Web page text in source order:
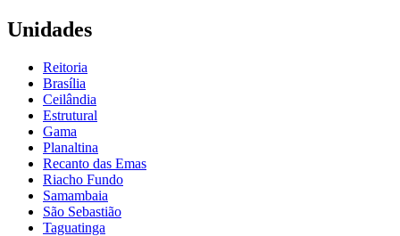
Unidades
Reitoria
Brasília
Ceilândia
Estrutural
Gama
Planaltina
Recanto das Emas
Riacho Fundo
Samambaia
São Sebastião
Taguatinga